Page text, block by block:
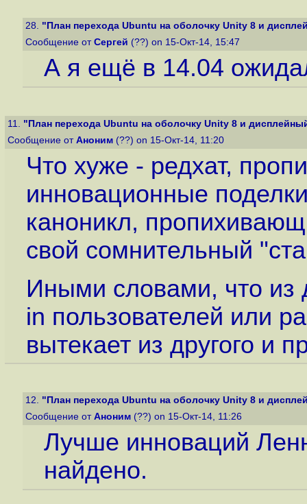
28. "План перехода Ubuntu на оболочку Unity 8 и
Сообщение от Сергей (??) on 15-Окт-14, 15:47
А я ещё в 14.04
11. "План перехода Ubuntu на оболочку Unity 8 и
Сообщение от Аноним (??) on 15-Окт-14, 11:20
Что хуже - редхат,
инновационные
каноникл,
свой сомнительный
Иными словами, что из
in пользователей или
вытекает из другого и
12. "План перехода Ubuntu на оболочку Unity 8 и
Сообщение от Аноним (??) on 15-Окт-14, 11:26
Лучше инноваций
найдено.